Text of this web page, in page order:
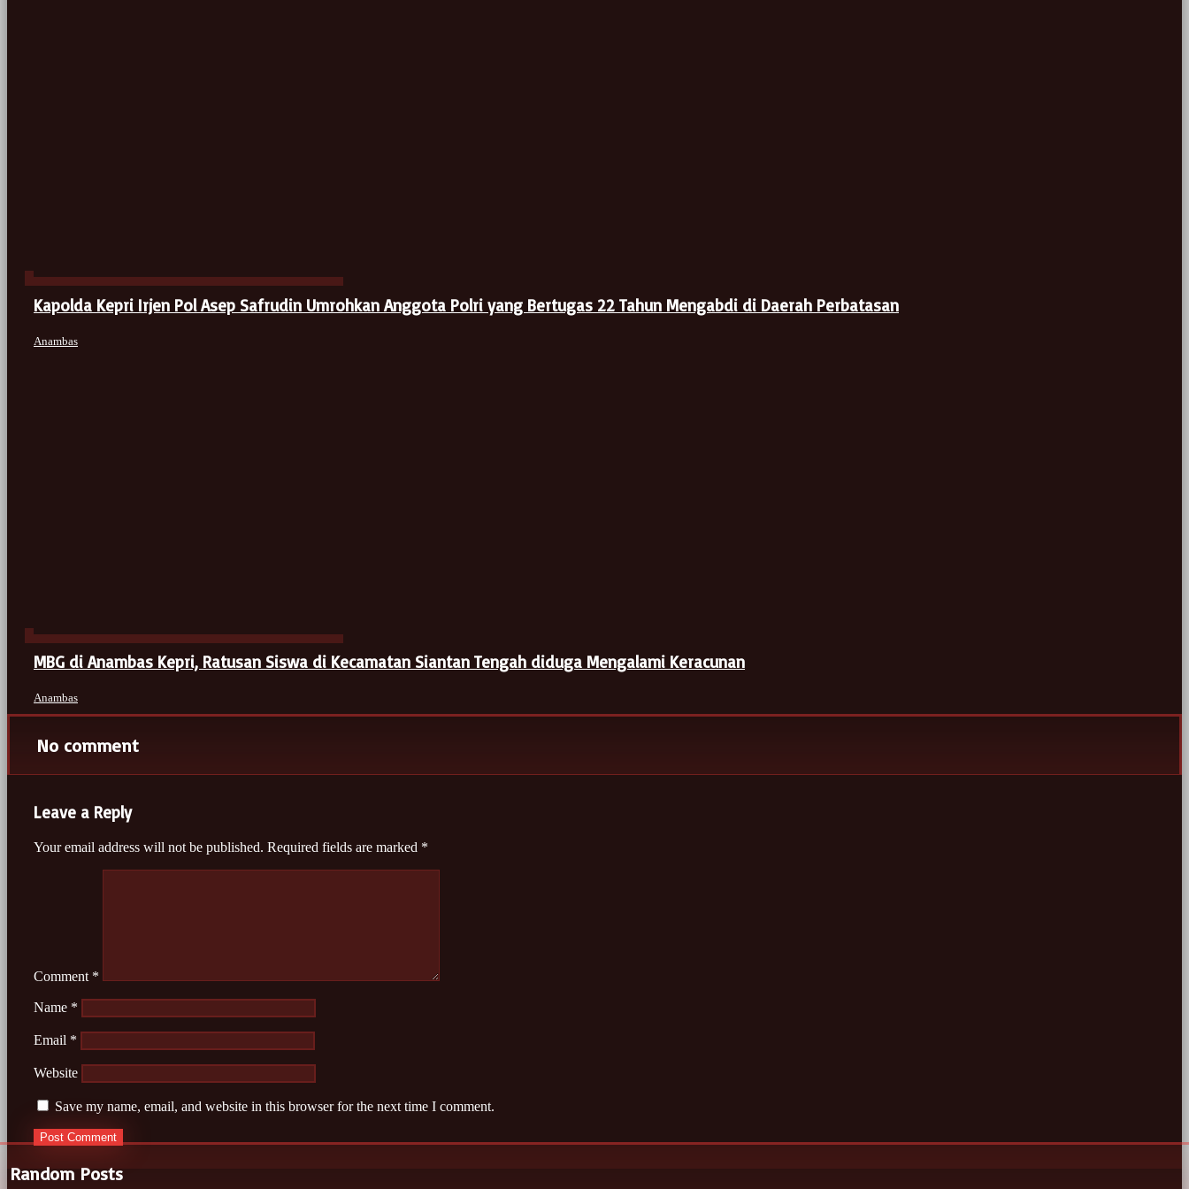
Kapolda Kepri Irjen Pol Asep Safrudin Umrohkan Anggota Polri yang Bertugas 22 Tahun Mengabdi di Daerah Perbatasan
Anambas
MBG di Anambas Kepri, Ratusan Siswa di Kecamatan Siantan Tengah diduga Mengalami Keracunan
Anambas
No comment
Leave a Reply
Your email address will not be published. Required fields are marked *
Comment *
Name *
Email *
Website
Save my name, email, and website in this browser for the next time I comment.
Random Posts